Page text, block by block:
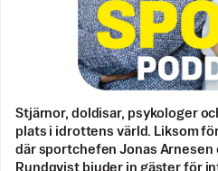
Stjärnor, doldisar, psykologer
plats i idrottens värld. Liksom
där sportchefen Jonas
Rundqvist bjuder in gäster för